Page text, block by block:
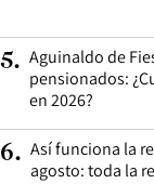
5. Aguinaldo de
pensionados:
en 2026?
6. Así funciona la
agosto: toda la